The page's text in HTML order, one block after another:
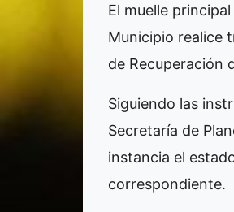
El muelle
Municipio realice
de Recuperación
Siguiendo las
Secretaría de
instancia el
correspondiente.